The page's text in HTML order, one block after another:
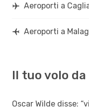
Aeroporti a
Aeroporti a
Il tuo volo
Oscar Wilde disse: